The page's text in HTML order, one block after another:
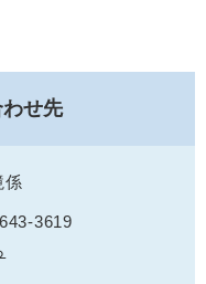
せ先
係
3619